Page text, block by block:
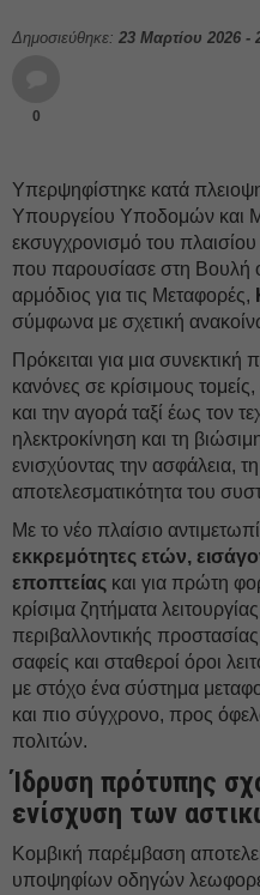
Δημοσιεύθηκε: 23 Μαρτίου 2026 -
0
Υπερψηφίστηκε κατά
Υπουργείου Υποδομών και
εκσυγχρονισμό του
που παρουσίασε στη
αρμόδιος για τις Μεταφορές,
σύμφωνα με σχετική
Πρόκειται για μια
κανόνες σε κρίσιμους
και την αγορά ταξί έως τον
ηλεκτροκίνηση και τη
ενισχύοντας την ασφάλεια,
αποτελεσματικότητα του
Με το νέο πλαίσιο
εκκρεμότητες ετών,
εποπτείας και για πρώτη
κρίσιμα ζητήματα
περιβαλλοντικής
σαφείς και σταθεροί όροι
με στόχο ένα σύστημα
και πιο σύγχρονο, προς
πολιτών.
Ίδρυση πρότυπης
ενίσχυση των
Κομβική παρέμβαση
υποψηφίων οδηγών